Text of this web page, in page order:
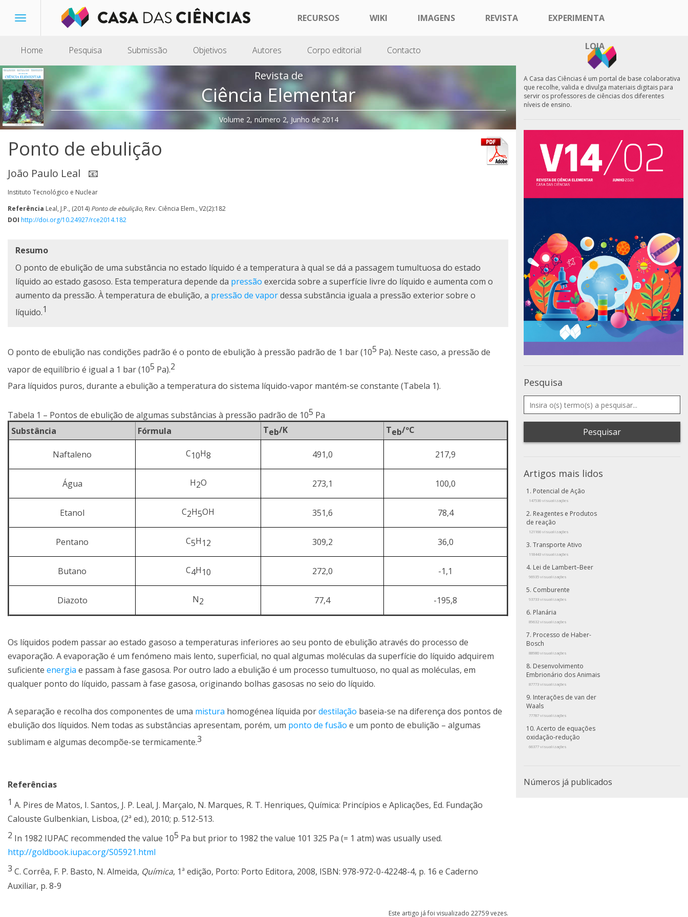
Toggle
RECURSOS WIKI IMAGENS REVISTA EXPERIMENTA
LOJA
Home Pesquisa Submissão Objetivos Autores Corpo editorial Contacto
Revista de
Ciência Elementar
Volume 2, número 2, Junho de 2014
Ponto de ebulição
João Paulo Leal 📧
Instituto Tecnológico e Nuclear
Referência Leal, J.P., (2014) Ponto de ebulição, Rev. Ciência Elem., V2(2):182
DOI http://doi.org/10.24927/rce2014.182
Resumo
O ponto de ebulição de uma substância no estado líquido é a temperatura à qual se dá a passagem tumultuosa do estado
líquido ao estado gasoso. Esta temperatura depende da pressão exercida sobre a superfície livre do líquido e aumenta com o
aumento da pressão. À temperatura de ebulição, a pressão de vapordessa substância iguala a pressão exterior sobre o
líquido.1
O ponto de ebulição nas condições padrão é o ponto de ebulição à pressão padrão de 1 bar (105 Pa). Neste caso, a pressão de
vapor de equilíbrio é igual a 1 bar (105 Pa).2
Para líquidos puros, durante a ebulição a temperatura do sistema líquido-vapor mantém-se constante (Tabela 1).
Tabela 1 – Pontos de ebulição de algumas substâncias à pressão padrão de 105 Pa
Substância
Fórmula Teb/K Teb/ºC
Naftaleno C10H8 491,0 217,9
Água H2O 273,1 100,0
Etanol C2H5OH 351,6 78,4
Pentano C5H12 309,2 36,0
Butano C4H10 272,0 -1,1
Diazoto N2 77,4 -195,8
Os líquidos podem passar ao estado gasoso a temperaturas inferiores ao seu ponto de ebulição através do processo de
evaporação. A evaporação é um fenómeno mais lento, superficial, no qual algumas moléculas da superfície do líquido adquirem
suficiente energia e passam à fase gasosa. Por outro lado a ebulição é um processo tumultuoso, no qual as moléculas, em
qualquer ponto do líquido, passam à fase gasosa, originando bolhas gasosas no seio do líquido.
A separação e recolha dos componentes de uma mistura homogénea líquida pordestilação baseia-se na diferença dos pontos de
ebulição dos líquidos. Nem todas as substâncias apresentam, porém, um ponto de fusão e um ponto de ebulição – algumas
sublimam e algumas decompõe-se termicamente.3
Referências
1 A. Pires de Matos, I. Santos, J. P. Leal, J. Marçalo, N. Marques, R. T. Henriques, Química: Princípios e Aplicações, Ed. Fundação
Calouste Gulbenkian, Lisboa, (2ª ed.), 2010; p. 512-513.
2 In 1982 IUPAC recommended the value 105 Pa but prior to 1982 the value 101 325 Pa (= 1 atm) was usually used.
http://goldbook.iupac.org/S05921.html
3 C. Corrêa, F. P. Basto, N. Almeida, Química, 1ª edição, Porto: Porto Editora, 2008, ISBN: 978-972-0-42248-4, p. 16 e Caderno
Auxiliar, p. 8-9
Este artigo já foi visualizado 22759 vezes.
A Casa das Ciências é um portal de base colaborativa
que recolhe, valida e divulga materiais digitais para
servir os professores de ciências dos diferentes
níveis de ensino.
Pesquisa
Pesquisar
Artigos mais lidos
Potencial de Ação
147536 visualizações
Reagentes e Produtos
de reação
121166 visualizações
Transporte Ativo
118443 visualizações
Lei de Lambert–Beer
96935 visualizações
Comburente
93733 visualizações
Planária
89632 visualizações
Processo de Haber-
Bosch
88980 visualizações
Desenvolvimento
Embrionário dos Animais
87773 visualizações
Interações de van der
Waals
77787 visualizações
Acerto de equações
oxidação-redução
66377 visualizações
Números já publicados